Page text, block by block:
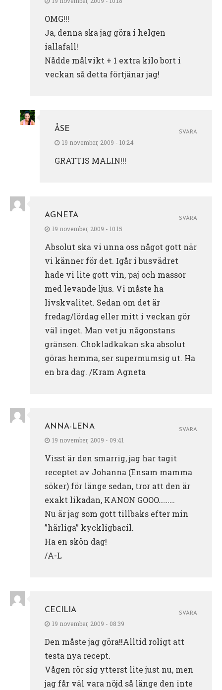
OMG!!!
Ja, denna ska jag göra i helgen
iallafall!
Nådde målvikt + 1 extra kilo bort i
veckan så detta förtjänar jag!
ÅSE
19 november, 2009 - 10:24
GRATTIS MALIN!!!
SVARA
AGNETA
19 november, 2009 - 10:15
Absolut ska vi unna oss något gott när
vi känner för det. Igår i busvädret
hade vi lite gott vin, paj och massor
med levande ljus. Vi måste ha
livskvalitet. Sedan om det är
fredag/lördag eller mitt i veckan gör
väl inget. Man vet ju någonstans
gränsen. Chokladkakan ska absolut
göras hemma, ser supermumsig ut. Ha
en bra dag. /Kram Agneta
SVARA
ANNA-LENA
19 november, 2009 - 09:41
Visst är den smarrig, jag har tagit
receptet av Johanna (Ensam mamma
söker) för länge sedan, tror att den är
exakt likadan, KANON GOOO………
Nu är jag som gott tillbaks efter min
”härliga” kyckligbacil.
Ha en skön dag!
/A-L
SVARA
CECILIA
19 november, 2009 - 08:39
Den måste jag göra!!Alltid roligt att
testa nya recept.
Vågen rör sig ytterst lite just nu, men
jag får väl vara nöjd så länge den inte
SVARA